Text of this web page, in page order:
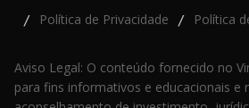
/ Política de Privacidade / Política
Aviso Legal: O conteúdo fornecido no
para fins informativos e educacionais e